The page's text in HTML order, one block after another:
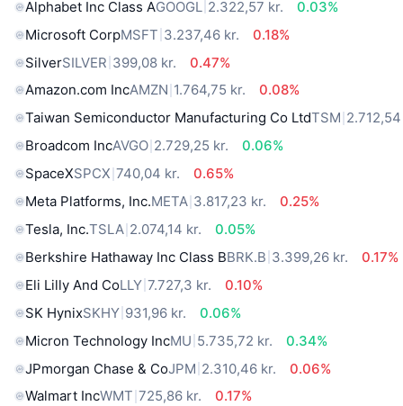
Alphabet Inc Class AGOOGL 2.322,57 kr.
0.03%
Microsoft CorpMSFT 3.237,46 kr.
0.18%
SilverSILVER 399,08 kr.
0.47%
Amazon.com IncAMZN 1.764,75 kr.
0.08%
Taiwan Semiconductor Manufacturing Co LtdTSM
Broadcom IncAVGO 2.729,25 kr.
0.06%
SpaceXSPCX 740,04 kr.
0.65%
Meta Platforms, Inc.META 3.817,23 kr.
0.25%
Tesla, Inc.TSLA 2.074,14 kr.
0.05%
Berkshire Hathaway Inc Class BBRK.B 3.399,26 kr.
0.17%
Eli Lilly And CoLLY 7.727,3 kr.
0.10%
SK HynixSKHY 931,96 kr.
0.06%
Micron Technology IncMU 5.735,72 kr.
0.34%
JPmorgan Chase & CoJPM 2.310,46 kr.
0.06%
Walmart IncWMT 725,86 kr. 0.17%